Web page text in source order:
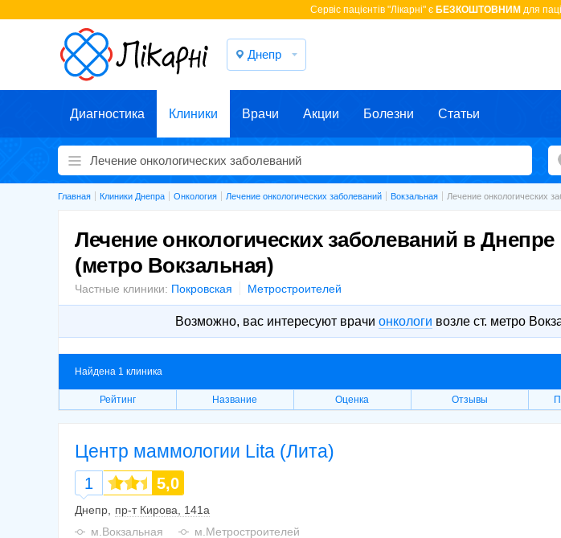
Cервіс пацієнтів "Лікарні" є БЕЗКОШТОВНИМ для
Днепр
Диагностика Клиники Врачи Акции Болезни Статьи
Главная Клиники Днепра Онкология Лечение онкологических заболеваний Вокзальная Лечение онкологических
Лечение онкологических заболеваний в Днепре
(метро Вокзальная)
Частные клиники: Покровская Метростроителей
Возможно, вас интересуют врачи онкологи возле ст. метро
Найдена 1 клиника
Рейтинг Название Оценка Отзывы
Центр маммологии Lita (Лита)
1 5,0
Днепр
пр-т Кирова, 141а
м.Вокзальная
м.Метростроителей